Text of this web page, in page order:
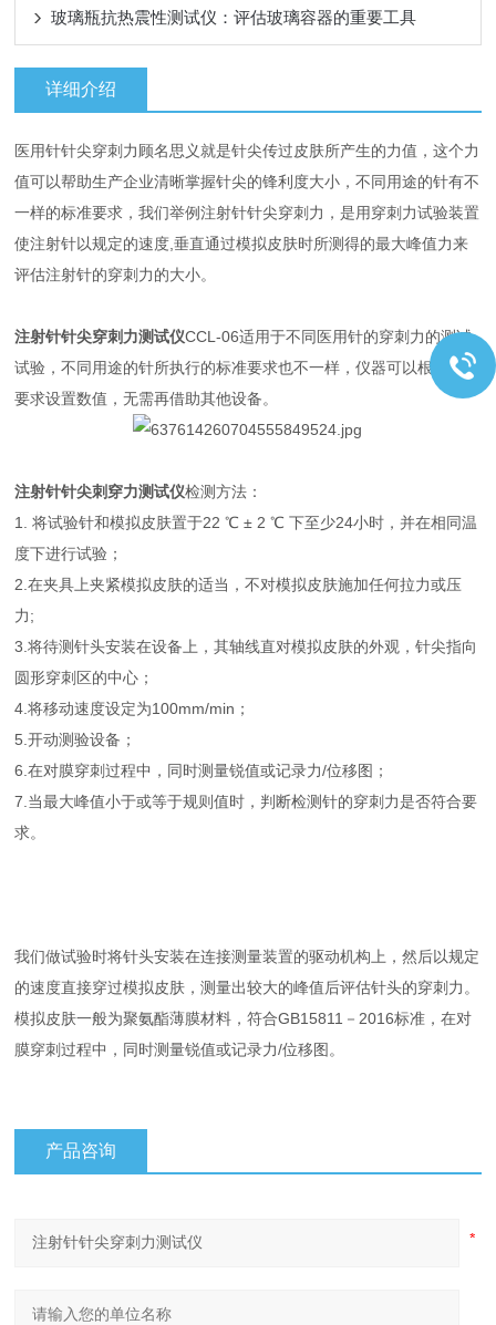
玻璃瓶抗热震性测试仪：评估玻璃容器的重要工具
详细介绍
医用针针尖穿刺力顾名思义就是针尖传过皮肤所产生的力值，这个力
值可以帮助生产企业清晰掌握针尖的锋利度大小，不同用途的针有不
一样的标准要求，我们举例注射针针尖穿刺力，是用穿刺力试验装置
使注射针以规定的速度,垂直通过模拟皮肤时所测得的最大峰值力来
评估注射针的穿刺力的大小。
注射针针尖穿刺力测试仪CCL-06适用于不同医用针的穿刺力的测试
试验，不同用途的针所执行的标准要求也不一样，仪器可以根据不同
要求设置数值，无需再借助其他设备。
注射针针尖刺穿力测试仪检测方法：
1. 将试验针和模拟皮肤置于22 ℃ ± 2 ℃ 下至少24小时，并在相同温
度下进行试验；
2.在夹具上夹紧模拟皮肤的适当，不对模拟皮肤施加任何拉力或压
力;
3.将待测针头安装在设备上，其轴线直对模拟皮肤的外观，针尖指向
圆形穿刺区的中心；
4.将移动速度设定为100mm/min；
5.开动测验设备；
6.在对膜穿刺过程中，同时测量锐值或记录力/位移图；
7.当最大峰值小于或等于规则值时，判断检测针的穿刺力是否符合要
求。
我们做试验时将针头安装在连接测量装置的驱动机构上，然后以规定
的速度直接穿过模拟皮肤，测量出较大的峰值后评估针头的穿刺力。
模拟皮肤一般为聚氨酯薄膜材料，符合GB15811－2016标准，在对
膜穿刺过程中，同时测量锐值或记录力/位移图。
产品咨询